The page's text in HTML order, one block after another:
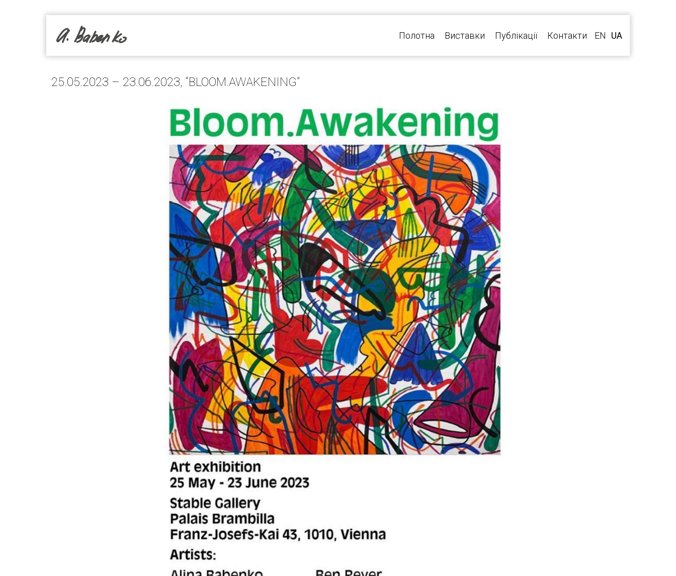
Полотна Виставки Публікації Контакти EN UA
25.05.2023 – 23.06.2023, “BLOOM.AWAKENING”